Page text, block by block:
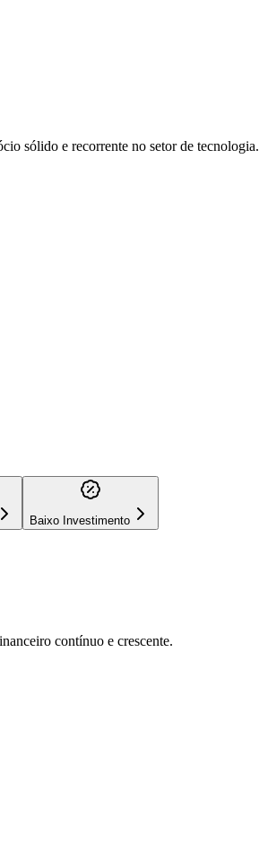
sólido e recorrente no setor de tecnologia.
Baixo Investimento
contínuo e crescente.